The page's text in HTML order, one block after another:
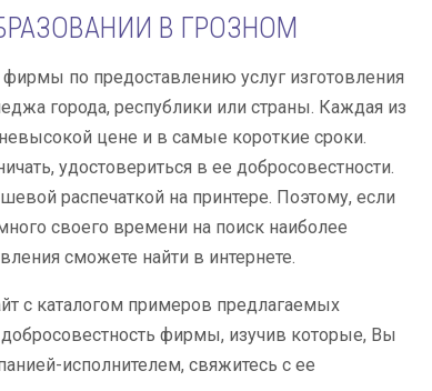
В ГРОЗНОМ
по предоставлению услуг изготовления
города, республики или страны. Каждая из
цене и в самые короткие сроки.
удостовериться в ее добросовестности.
распечаткой на принтере. Поэтому, если
своего времени на поиск наиболее
сможете найти в интернете.
с каталогом примеров предлагаемых
добросовестность фирмы, изучив которые, Вы
исполнителем, свяжитесь с ее